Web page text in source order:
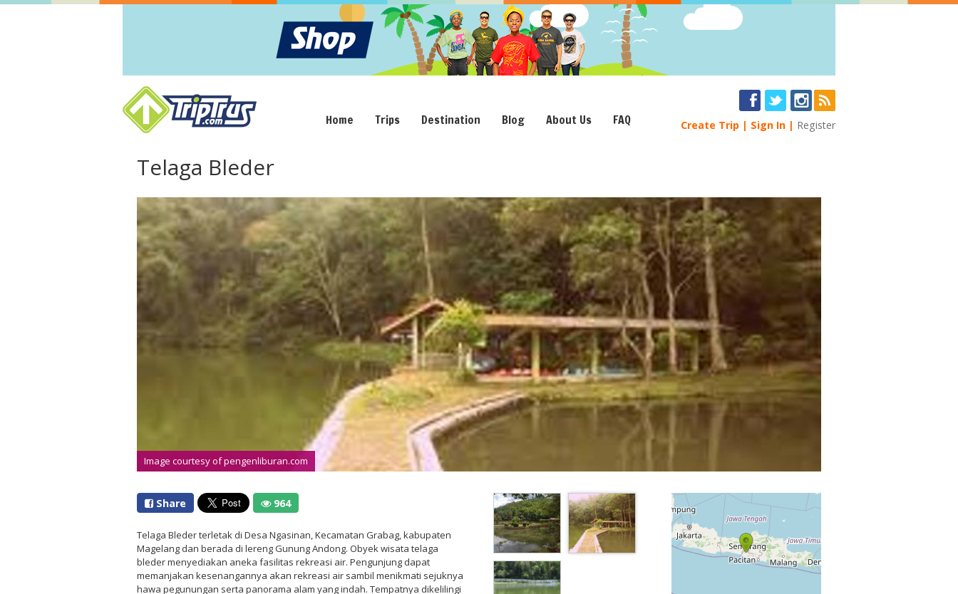
Home Trips Destination Blog About Us FAQ Create Trip Sign In Register
Telaga Bleder
Image courtesy of pengenliburan.com
Share 964
Telaga Bleder terletak di Desa Ngasinan, Kecamatan Grabag, kabupaten
Magelang dan berada di lereng Gunung Andong. Obyek wisata telaga
bleder menyediakan aneka fasilitas rekreasi air. Pengunjung dapat
memanjakan kesenangannya akan rekreasi air sambil menikmati sejuknya
hawa pegunungan serta panorama alam yang indah. Tempatnya dikelilingi